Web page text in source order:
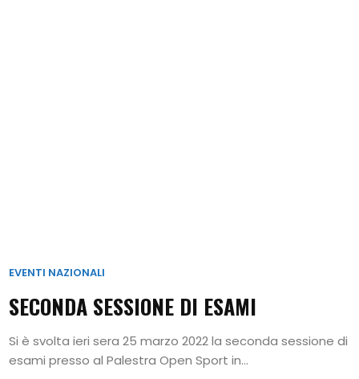
EVENTI NAZIONALI
SECONDA SESSIONE DI ESAMI
Si è svolta ieri sera 25 marzo 2022 la seconda sessione di
esami presso al Palestra Open Sport in...